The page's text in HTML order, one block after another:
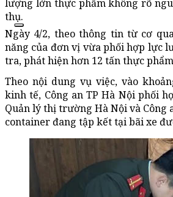
lượng lớn thực phẩm không rõ
thụ.
Ngày 4/2, theo thông tin từ cơ
năng của đơn vị vừa phối hợp lực
tra, phát hiện hơn 12 tấn thực
Theo nội dung vụ việc, vào
kinh tế, Công an TP Hà Nội phối
Quản lý thị trường Hà Nội và Công
container đang tập kết tại bãi xe